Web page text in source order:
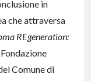
in
che attraversa
REgeneration:
Comune di